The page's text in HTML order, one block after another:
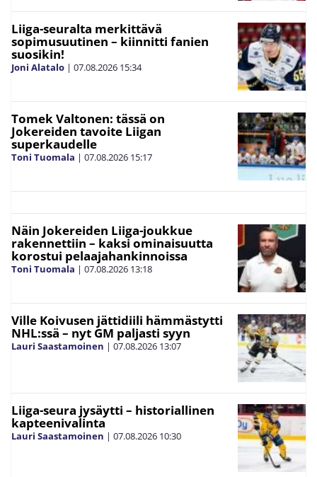
Liiga-seuralta merkittävä
sopimusuutinen – kiinnitti fanien
suosikin!
Joni Alatalo | 07.08.2026 15:34
Tomek Valtonen: tässä on
Jokereiden tavoite Liigan
superkaudelle
Toni Tuomala | 07.08.2026 15:17
Näin Jokereiden Liiga-joukkue
rakennettiin – kaksi ominaisuutta
korostui pelaajahankinnoissa
Toni Tuomala | 07.08.2026 13:18
Ville Koivusen jättidiili hämmästytti
NHL:ssä – nyt GM paljasti syyn
Lauri Saastamoinen | 07.08.2026 13:07
Liiga-seura jysäytti – historiallinen
kapteenivalinta
Lauri Saastamoinen | 07.08.2026 10:30